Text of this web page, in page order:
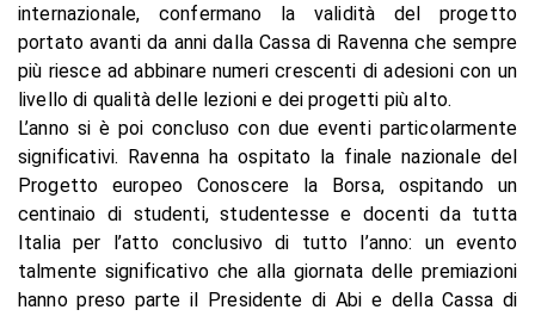
internazionale, confermano la validità del progetto
portato avanti da anni dalla Cassa di Ravenna che sempre
più riesce ad abbinare numeri crescenti di adesioni con un
livello di qualità delle lezioni e dei progetti più alto.
L’anno si è poi concluso con due eventi particolarmente
significativi. Ravenna ha ospitato la finale nazionale del
Progetto europeo Conoscere la Borsa, ospitando un
centinaio di studenti, studentesse e docenti da tutta
Italia per l’atto conclusivo di tutto l’anno: un evento
talmente significativo che alla giornata delle premiazioni
hanno preso parte il Presidente di Abi e della Cassa di